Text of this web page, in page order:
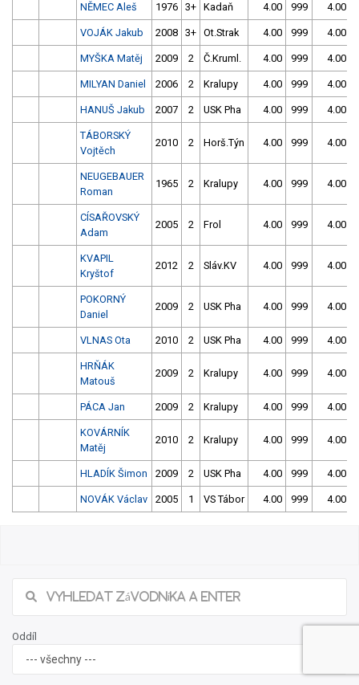
NĚMEC Aleš 1976 3+ Kadaň 4.00 999 4.00
VOJÁK Jakub 2008 3+ Ot.Strak 4.00 999 4.00
MYŠKA Matěj 2009 2 Č.Kruml. 4.00 999 4.00
MILYAN Daniel 2006 2 Kralupy 4.00 999 4.00
HANUŠ Jakub 2007 2 USK Pha 4.00 999 4.00
TÁBORSKÝ
Vojtěch
2010 2 Horš.Týn 4.00 999 4.00
NEUGEBAUER
Roman
1965 2 Kralupy 4.00 999 4.00
CÍSAŘOVSKÝ
Adam
2005 2 Frol 4.00 999 4.00
KVAPIL
Kryštof
2012 2 Sláv.KV 4.00 999 4.00
POKORNÝ
Daniel
2009 2 USK Pha 4.00 999 4.00
VLNAS Ota 2010 2 USK Pha 4.00 999 4.00
HRŇÁK
Matouš
2009 2 Kralupy 4.00 999 4.00
PÁCA Jan 2009 2 Kralupy 4.00 999 4.00
KOVÁRNÍK
Matěj
2010 2 Kralupy 4.00 999 4.00
HLADÍK Šimon 2009 2 USK Pha 4.00 999 4.00
NOVÁK Václav 2005 1 VS Tábor 4.00 999 4.00
neděle
Popis chyby (max. 255 znaků):